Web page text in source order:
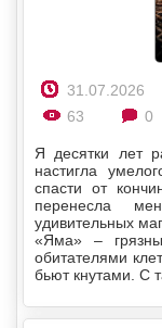
31.07.2026
63
0
Я десятки лет
настигла
спасти от
перенесла
удивительных
«Яма» –
обитателями
бьют кнутами. С